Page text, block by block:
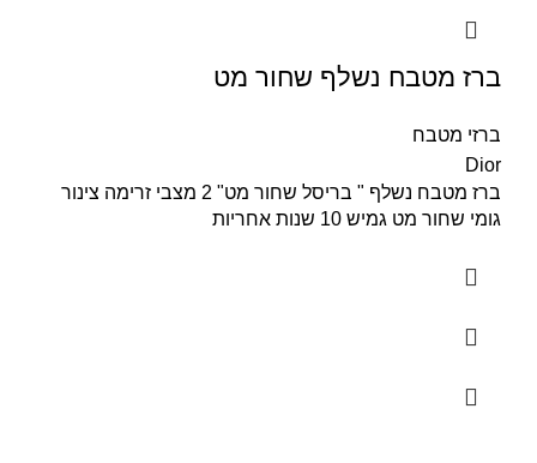
ברז מטבח נשלף שחור מט
ברזי מטבח
Dior
ברז מטבח נשלף " בריסל שחור מט" 2 מצבי זרימה צינור
גומי שחור מט גמיש 10 שנות אחריות